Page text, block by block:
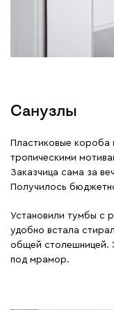
Санузлы
Пластиковые короба
тропическими
Заказчица сама за
Получилось
Установили тумбы с
удобно встала
общей столешницей.
под мрамор.